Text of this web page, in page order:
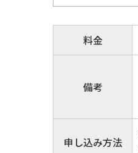
料金
備考
申し込み方法